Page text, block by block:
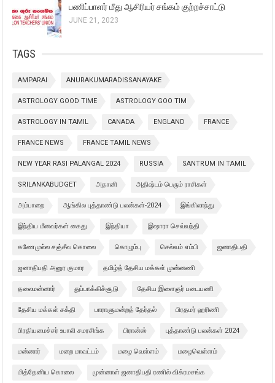
பணிப்பாளர் மீது ஆசிரியர் சங்கம் குற்றச்சாட்டு
JUNE 21, 2023
TAGS
AMPARAI ANURAKUMARADISSANAYAKE
ASTROLOGY GOOD TIME ASTROLOGY GOO TIM
ASTROLOGY IN TAMIL CANADA ENGLAND FRANCE
FRANCE NEWS FRANCE TAMIL NEWS
NEW YEAR RASI PALANGAL 2024 RUSSIA SANTRUM IN TAMIL
SRILANKABUDGET அதானி அதிஷ்டம் பெரும் ராசிகள்
அம்பாறை ஆங்கில புத்தாண்டு பலன்கள்-2024 இங்கிலாந்து
இந்திய மீனவர்கள் கைது இந்தியா இஷாரா செவ்வந்தி
கணேமுல்ல சஞ்சீவ கொலை கொழும்பு செல்வம் எம்பி ஜனாதிபதி
ஜனாதிபதி அனுர குமார தமிழ்த் தேசிய மக்கள் முன்னணி
தலைமன்னார் துப்பாக்கிச்சூடு தேசிய இளைஞர் படையணி
தேசிய மக்கள் சக்தி பாராளுமன்றத் தேர்தல் பிரதமர் ஹரிணி
பிரதியமைச்சர் உபாலி சமரசிங்க பிரான்ஸ் புத்தாண்டு பலன்கள் 2024
மன்னார் மறை மாவட்டம் மழை வெள்ளம் மழைவெள்ளம்
மித்தேனிய கொலை முன்னாள் ஜனாதிபதி ரணில் விக்ரமசங்க